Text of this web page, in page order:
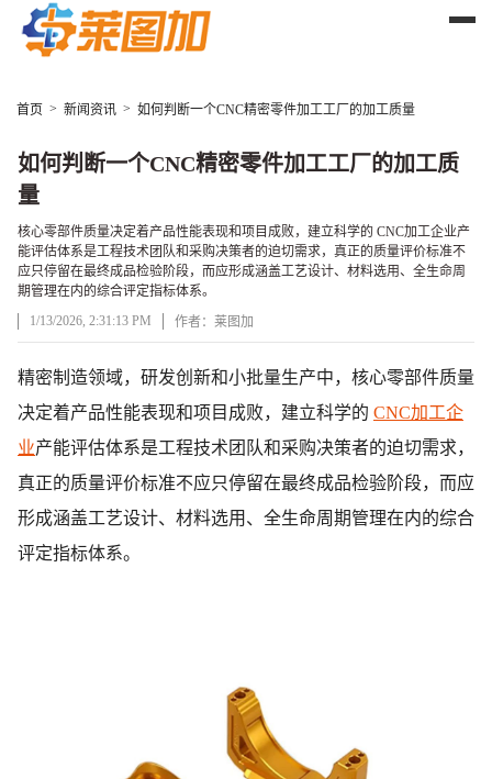
首页 > 新闻资讯 > 如何判断一个CNC精密零件加工工厂的加工质量
如何判断一个CNC精密零件加工工厂的加工质
量
核心零部件质量决定着产品性能表现和项目成败，建立科学的 CNC加工企业产
能评估体系是工程技术团队和采购决策者的迫切需求，真正的质量评价标准不
应只停留在最终成品检验阶段，而应形成涵盖工艺设计、材料选用、全生命周
期管理在内的综合评定指标体系。
1/13/2026, 2:31:13 PM
作者：莱图加
文章正文
精密制造领域，研发创新和小批量生产中，核心零部件质量
决定着产品性能表现和项目成败，建立科学的 CNC加工企
业产能评估体系是工程技术团队和采购决策者的迫切需求，
真正的质量评价标准不应只停留在最终成品检验阶段，而应
形成涵盖工艺设计、材料选用、全生命周期管理在内的综合
评定指标体系。